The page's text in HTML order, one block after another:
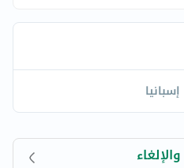
إسبانيا